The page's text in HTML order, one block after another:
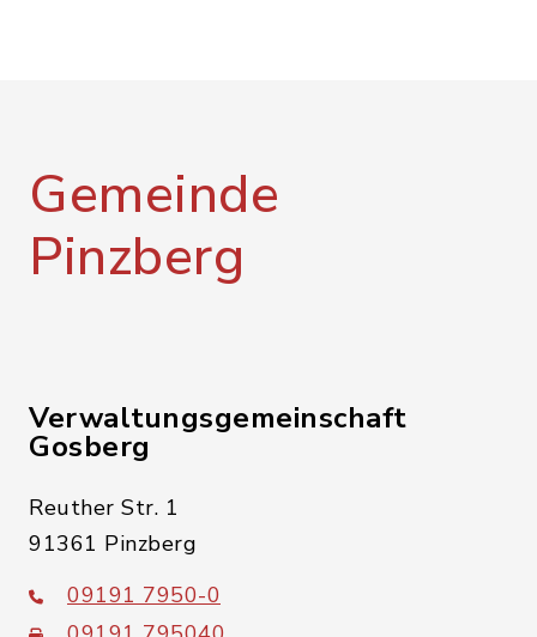
Gemeinde
Pinzberg
Verwaltungsgemeinschaft
Gosberg
Reuther Str. 1
91361 Pinzberg
09191 7950-0